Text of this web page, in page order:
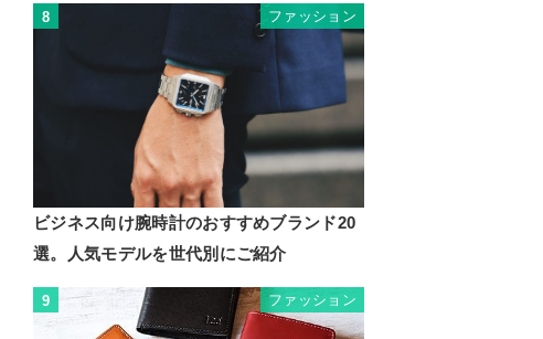
8 ファッション
ビジネス向け腕時計のおすすめブランド20
選。人気モデルを世代別にご紹介
9 ファッション